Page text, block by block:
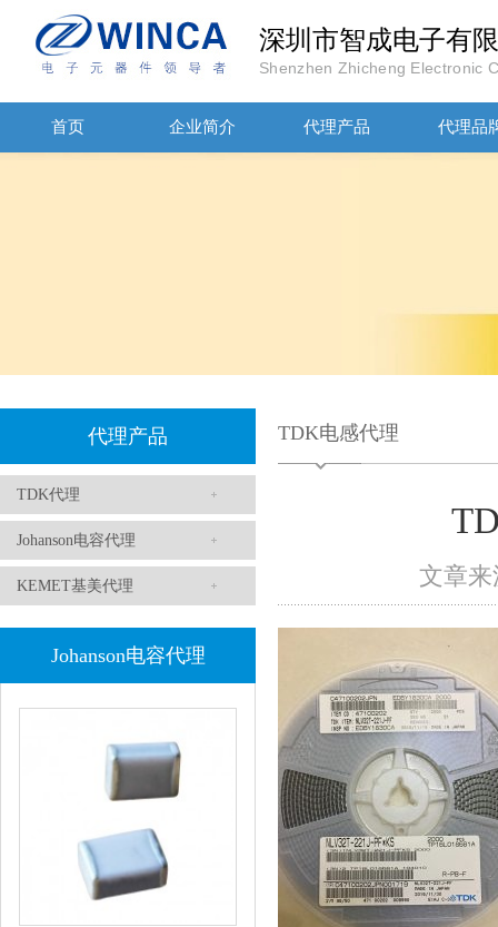
深圳市智成电子有
Shenzhen Zhicheng Electronic
首页 企业简介 代理产品 代理品
代理产品
TDK代理
Johanson电容代理
KEMET基美代理
Johanson电容代理
高压贴片电容2220 2KV X7R 0.01UF封装
TDK电感代理
文章